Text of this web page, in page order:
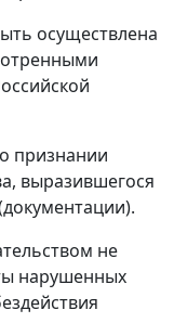
осуществлена
признании
выразившегося
не
нарушенных